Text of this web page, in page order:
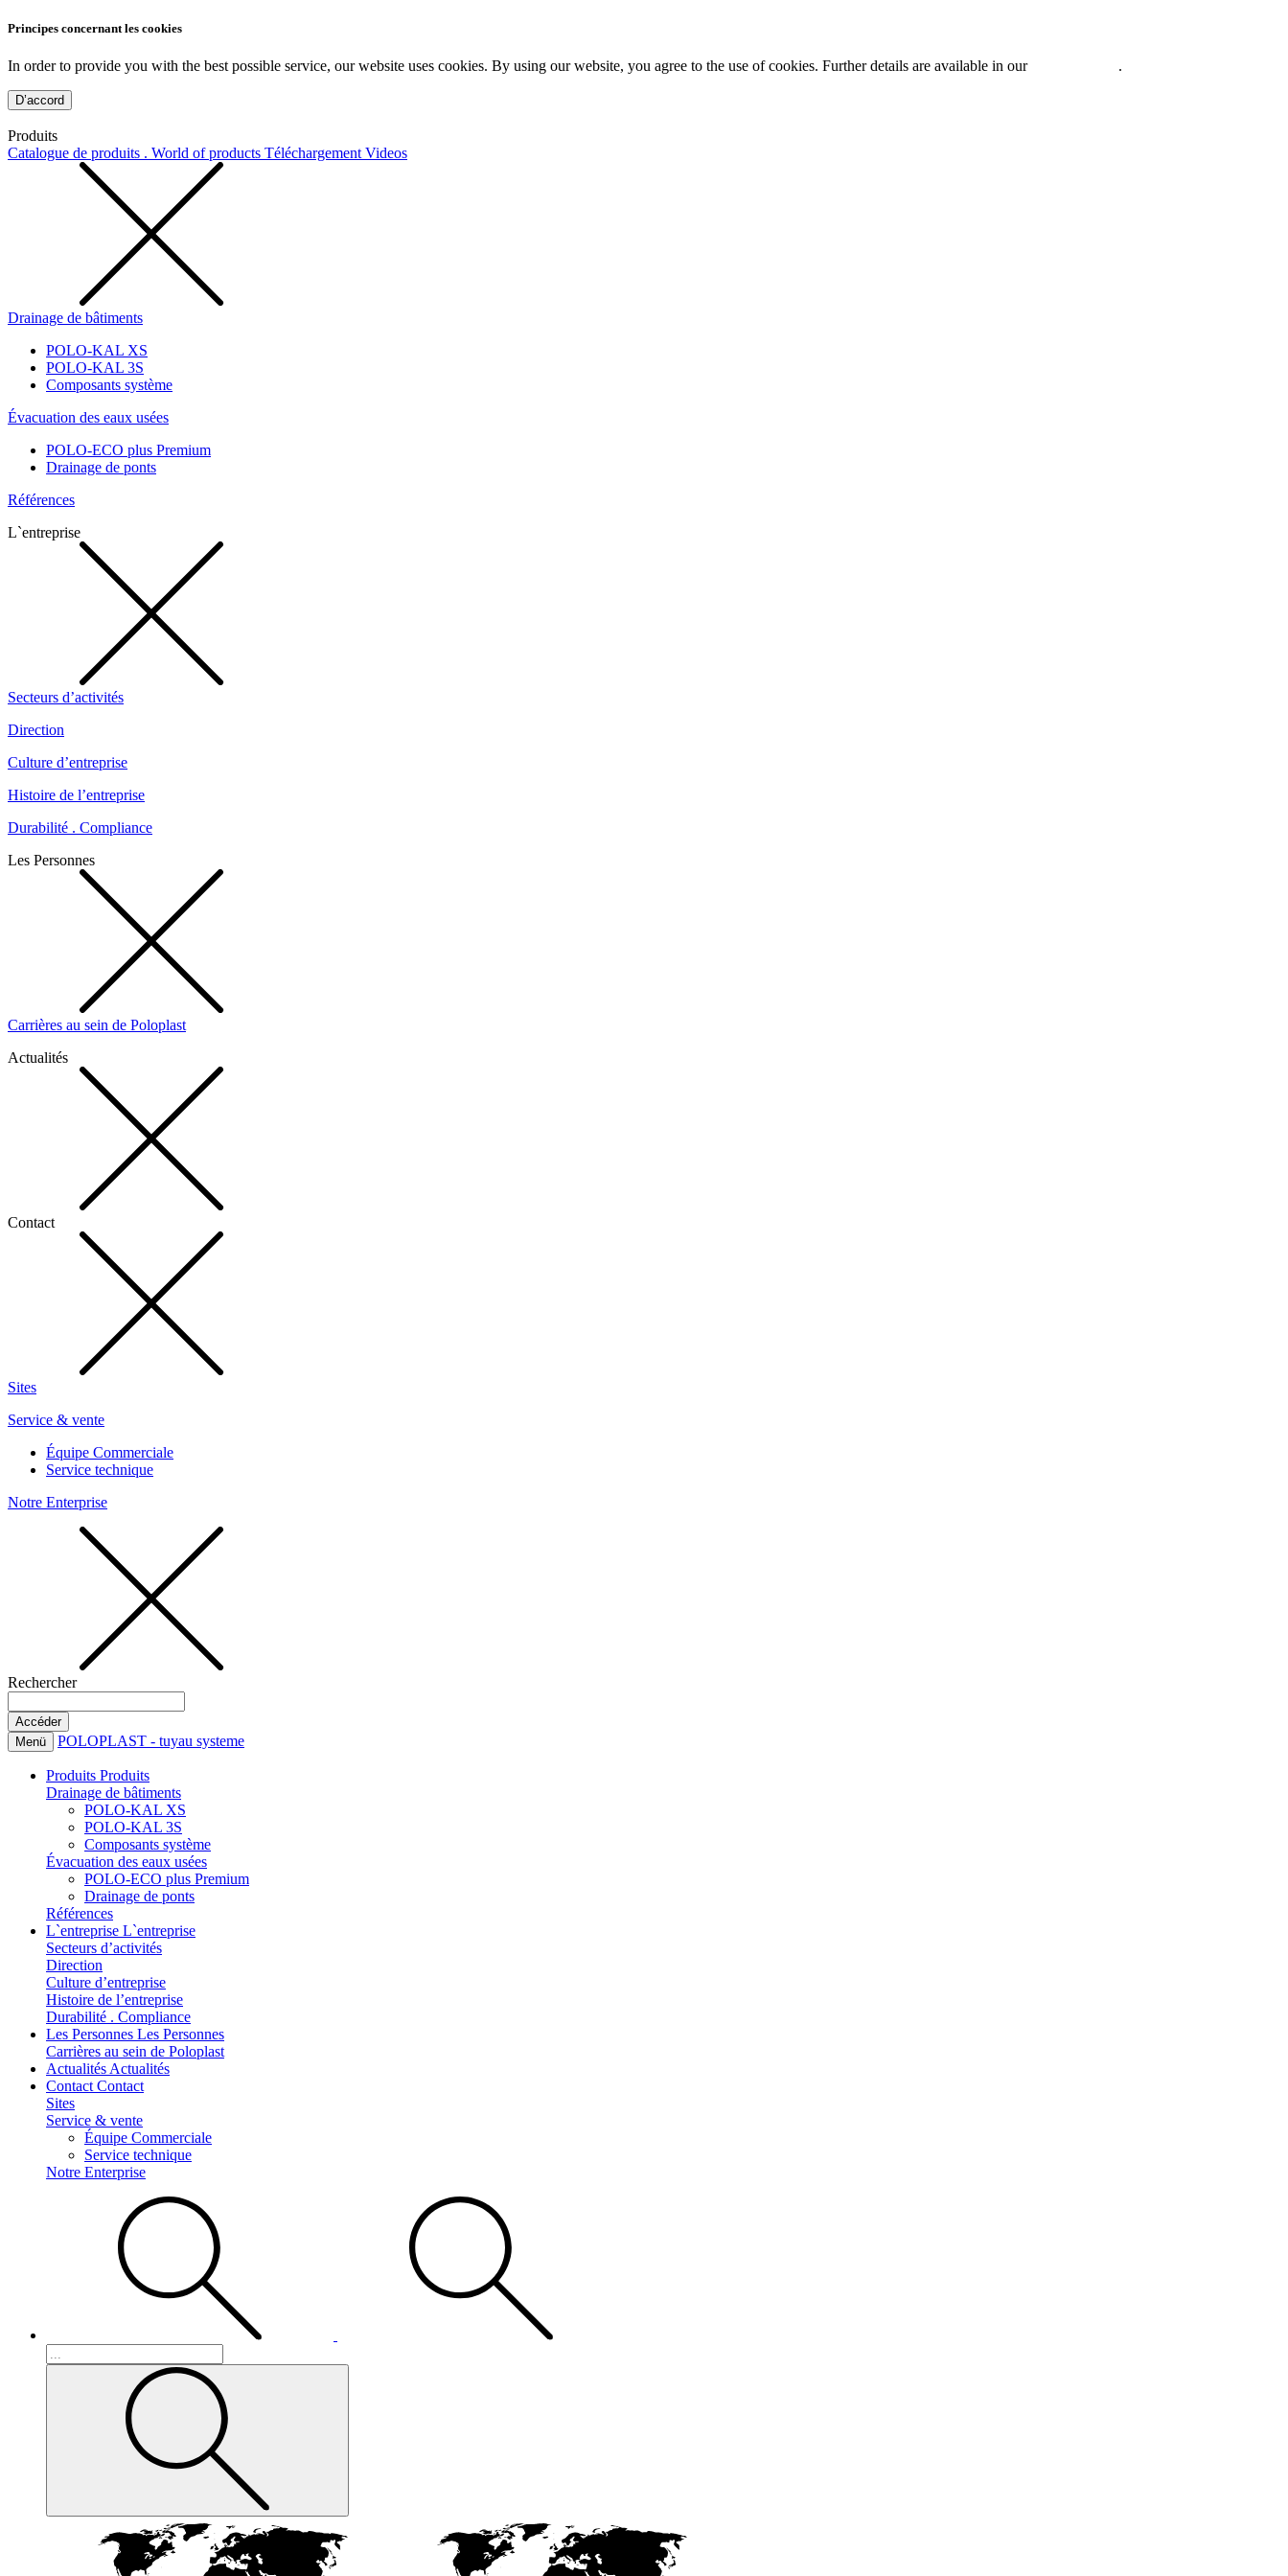
Principes concernant les cookies
In order to provide you with the best possible service, our website uses cookies. By using our website, you agree to the use of cookies. Further details are available in our .
D’accord
Produits
Catalogue de produits . World of products Téléchargement Videos
Drainage de bâtiments
POLO-KAL XS
POLO-KAL 3S
Composants système
Évacuation des eaux usées
POLO-ECO plus Premium
Drainage de ponts
Références
L`entreprise
Secteurs d’activités
Direction
Culture d’entreprise
Histoire de l’entreprise
Durabilité . Compliance
Les Personnes
Carrières au sein de Poloplast
Actualités
Contact
Sites
Service & vente
Équipe Commerciale
Service technique
Notre Enterprise
Rechercher
Menü POLOPLAST - tuyau systeme
Produits Produits
Drainage de bâtiments
POLO-KAL XS
POLO-KAL 3S
Composants système
Évacuation des eaux usées
POLO-ECO plus Premium
Drainage de ponts
Références
L`entreprise L`entreprise
Secteurs d’activités
Direction
Culture d’entreprise
Histoire de l’entreprise
Durabilité . Compliance
Les Personnes Les Personnes
Carrières au sein de Poloplast
Actualités Actualités
Contact Contact
Sites
Service & vente
Équipe Commerciale
Service technique
Notre Enterprise